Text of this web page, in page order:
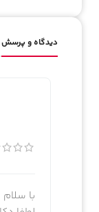
دیدگاه و پرسش
با سلام